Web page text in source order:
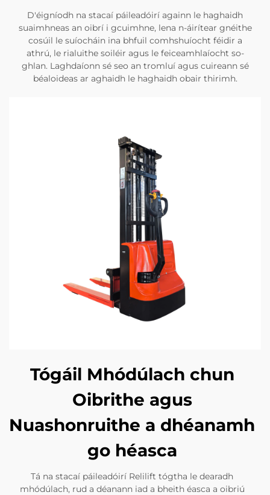
D'éigníodh na stacaí páileadóirí againn le haghaidh
suaimhneas an oibrí i gcuimhne, lena n-áirítear gnéithe
cosúil le suíocháin ina bhfuil comhshuíocht féidir a
athrú, le rialuithe soiléir agus le feiceamhlaíocht so-
ghlan. Laghdaíonn sé seo an tromluí agus cuireann sé
béaloideas ar aghaidh le haghaidh obair thirimh.
Tógáil Mhódúlach chun
Oibrithe agus
Nuashonruithe a dhéanamh
go héasca
Tá na stacaí páileadóirí Relilift tógtha le dearadh
mhódúlach, rud a déanann iad a bheith éasca a oibriú